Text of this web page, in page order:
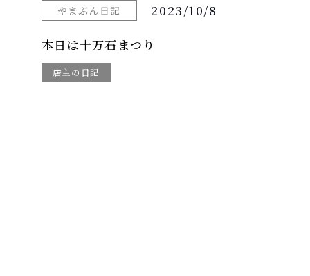
やまぶん日記 2023/10/8
本日は十万石まつり
店主の日記